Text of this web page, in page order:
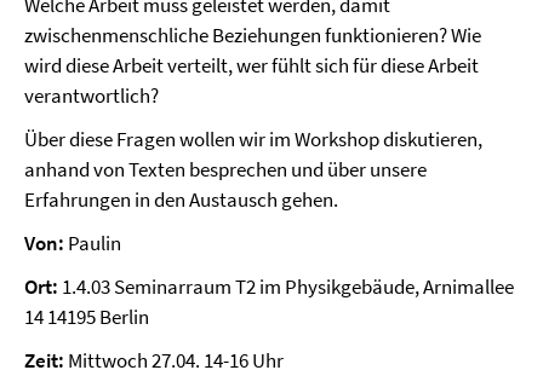
zwischenmenschliche Beziehungen funktionieren? Wie
wird diese Arbeit verteilt, wer fühlt sich für diese Arbeit
verantwortlich?
Über diese Fragen wollen wir im Workshop diskutieren,
anhand von Texten besprechen und über unsere
Erfahrungen in den Austausch gehen.
Von: Paulin
Ort: 1.4.03 Seminarraum T2 im Physikgebäude, Arnimallee
14 14195 Berlin
Zeit: Mittwoch 27.04. 14-16 Uhr